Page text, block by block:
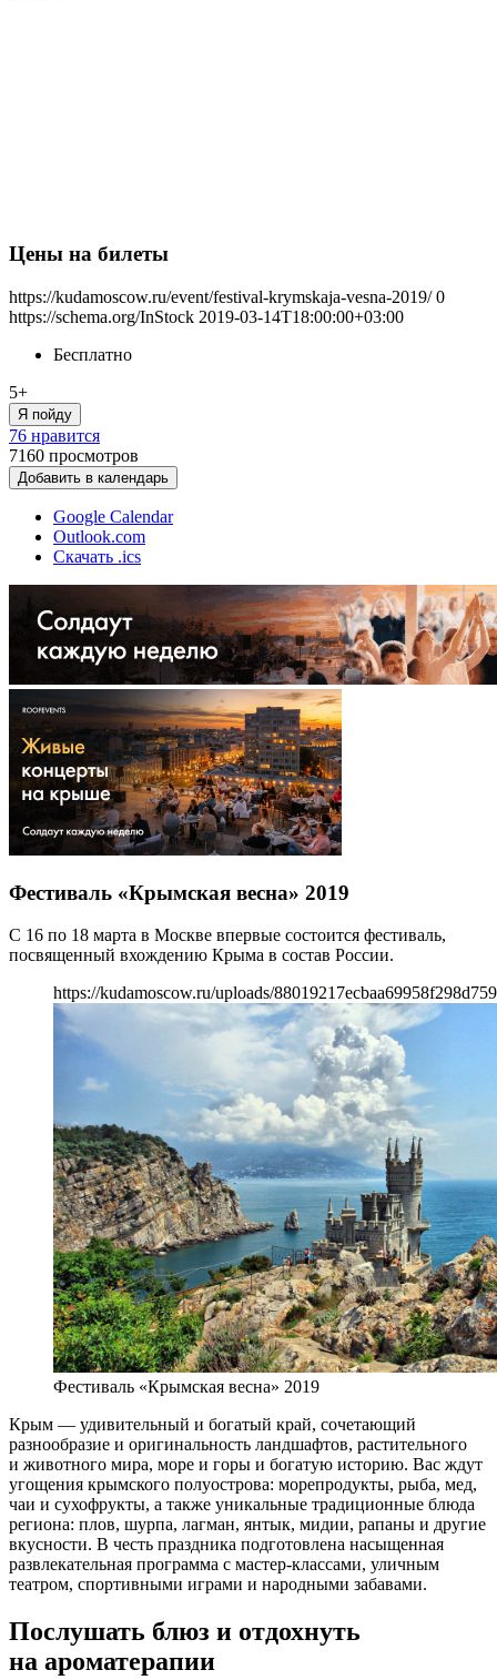
Цены на билеты
https://kudamoscow.ru/event/festival-krymskaja-vesna-2019/ 0
https://schema.org/InStock 2019-03-14T18:00:00+03:00
Бесплатно
5+
Я пойду
76 нравится
7160 просмотров
Добавить в календарь
Google Calendar
Outlook.com
Скачать .ics
Фестиваль «Крымская весна» 2019
С 16 по 18 марта в Москве впервые состоится фестиваль,
посвященный вхождению Крыма в состав России.
https://kudamoscow.ru/uploads/
Фестиваль «Крымская весна» 2019
Крым — удивительный и богатый край, сочетающий
разнообразие и оригинальность ландшафтов, растительного
и животного мира, море и горы и богатую историю. Вас ждут
угощения крымского полуострова: морепродукты, рыба, мед,
чаи и сухофрукты, а также уникальные традиционные блюда
региона: плов, шурпа, лагман, янтык, мидии, рапаны и другие
вкусности. В честь праздника подготовлена насыщенная
развлекательная программа с мастер-классами, уличным
театром, спортивными играми и народными забавами.
Послушать блюз и отдохнуть
на ароматерапии